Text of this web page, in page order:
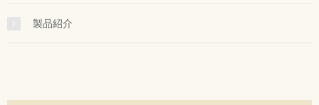
製品紹介